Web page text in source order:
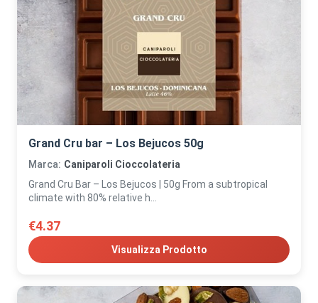
Grand Cru bar – Los Bejucos 50g
Marca: Caniparoli Cioccolateria
Grand Cru Bar – Los Bejucos | 50g From a subtropical
climate with 80% relative h...
€4.37
Visualizza Prodotto